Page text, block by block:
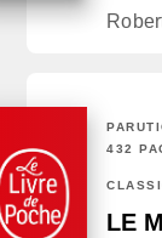
432
LE